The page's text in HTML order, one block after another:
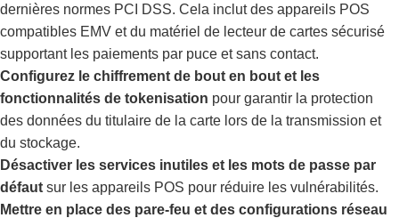
dernières normes PCI DSS. Cela inclut des appareils POS
compatibles EMV et du matériel de lecteur de cartes sécurisé
supportant les paiements par puce et sans contact.
Configurez le chiffrement de bout en bout et les
fonctionnalités de tokenisation pour garantir la protection
des données du titulaire de la carte lors de la transmission et
du stockage.
Désactiver les services inutiles et les mots de passe par
défaut sur les appareils POS pour réduire les vulnérabilités.
Mettre en place des pare-feu et des configurations réseau